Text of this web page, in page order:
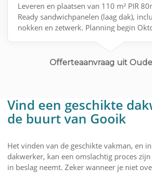
Leveren en plaatsen van 110 m² PIR
Ready sandwichpanelen (laag dak),
nokken en zetwerk. Planning begin
Offerteaanvraag uit
Vind een geschikte
de buurt van Gooik
Het vinden van de geschikte vakman, en
dakwerker, kan een omslachtig proces
in beslag neemt. Zeker wanneer je niet